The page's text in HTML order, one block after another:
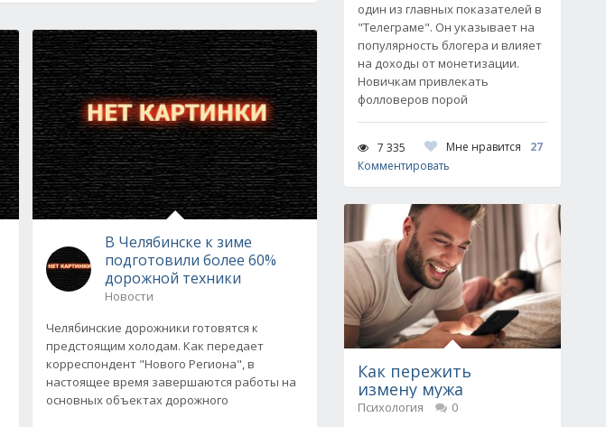
В Челябинске к зиме
подготовили более 60%
дорожной техники
Новости
Челябинские дорожники готовятся к
предстоящим холодам. Как передает
корреспондент "Нового Региона", в
настоящее время завершаются работы на
основных объектах дорожного
один из главных показателей в
"Телеграме". Он указывает на
популярность блогера и влияет
на доходы от монетизации.
Новичкам привлекать
фолловеров порой
7 335 Мне нравится
27
Комментировать
Как пережить
измену мужа
Психология
0